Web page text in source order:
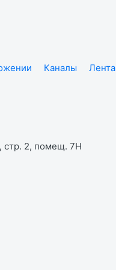
Каналы Лента
стр. 2, помещ. 7Н